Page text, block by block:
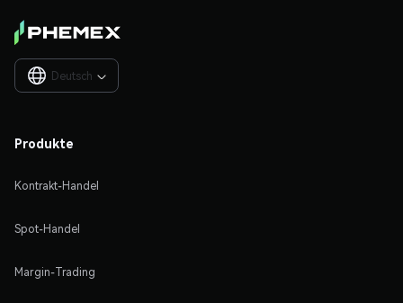
Deutsch 
Produkte
Kontrakt-Handel
Spot-Handel
Margin-Trading